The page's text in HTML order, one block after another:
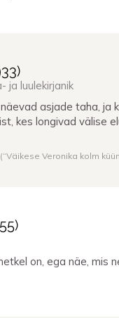
)
ja luulekirjanik
asjade taha, ja
kes longivad välise
(“Väikese Veronika kolm
)
on, ega näe, mis